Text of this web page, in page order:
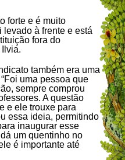
forte e é muito
levado à frente e está
fora do
também era uma
uma pessoa que
sempre comprou
A questão
e ele trouxe para
essa ideia, permitindo
inaugurar esse
um quentinho no
é importante até